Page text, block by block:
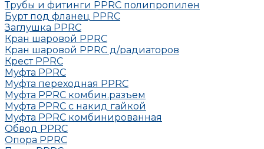
Трубы и фитинги PPRC полипропилен
Бурт под фланец РРRC
Заглушка РРRC
Кран шаровой PPRC
Кран шаровой PPRC д/радиаторов
Крест PPRC
Муфта PPRC
Муфта переходная PPRC
Муфта РРRC комбин.разъем
Муфта PPRC с накид гайкой
Муфта РРRC комбинированная
Обвод РРRC
Опора РРRC